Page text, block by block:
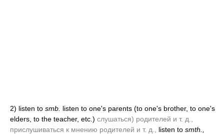
2) listen to smb. listen to one's parents (to one's brother, to one's
elders, to the teacher, etc.) слушаться) родителей и т. д.,
прислушиваться к мнению родителей и т. д.,
listen to smth.,